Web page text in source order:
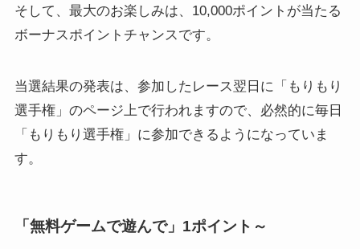
そして、最大のお楽しみは、10,000ポイントが当たる
ボーナスポイントチャンスです。
当選結果の発表は、参加したレース翌日に「もりもり
選手権」のページ上で行われますので、必然的に毎日
「もりもり選手権」に参加できるようになっていま
す。
「無料ゲームで遊んで」1ポイント～